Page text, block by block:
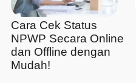
Cara Cek Status
NPWP Secara Online
dan Offline dengan
Mudah!